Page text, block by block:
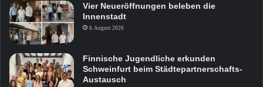
Vier Neueröffnungen beleben die
Innenstadt
6. August 2026
Finnische Jugendliche erkunden
Schweinfurt beim Städtepartnerschafts-
Austausch